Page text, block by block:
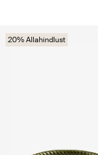
20% Allahindlust